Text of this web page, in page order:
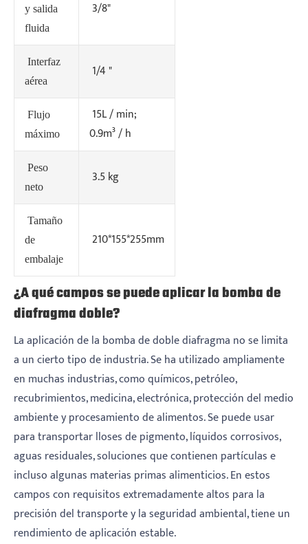
y salida
fluida
3/8"
Interfaz
aérea
1/4 "
Flujo
máximo
15L / min;
0.9m³ / h
Peso
neto
3.5 kg
Tamaño
de
embalaje
210*155*255mm
¿A qué campos se puede aplicar la bomba de
diafragma doble?
La aplicación de la bomba de doble diafragma no se limita
a un cierto tipo de industria. Se ha utilizado ampliamente
en muchas industrias, como químicos, petróleo,
recubrimientos, medicina, electrónica, protección del medio
ambiente y procesamiento de alimentos. Se puede usar
para transportar lloses de pigmento, líquidos corrosivos,
aguas residuales, soluciones que contienen partículas e
incluso algunas materias primas alimenticios. En estos
campos con requisitos extremadamente altos para la
precisión del transporte y la seguridad ambiental, tiene un
rendimiento de aplicación estable.